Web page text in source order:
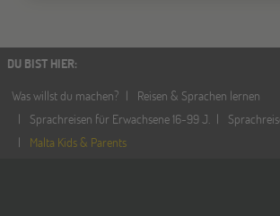
DU BIST HIER:
Was willst du machen?
Reisen & Sprachen lernen
Sprachreisen für Erwachsene 16-99 J.
Malta Kids & Parents